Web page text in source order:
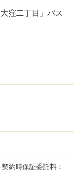
窪二丁目」バス
約時保証委託料：